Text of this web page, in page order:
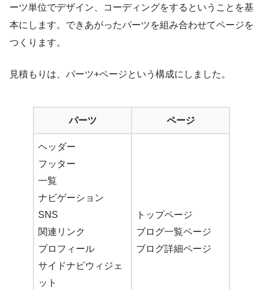
ーツ単位でデザイン、コーディングをするということを基
本にします。できあがったパーツを組み合わせてページを
つくります。
見積もりは、パーツ+ページという構成にしました。
パーツ ページ
ヘッダー
フッター
一覧
ナビゲーション
SNS
関連リンク
プロフィール
サイドナビウィジェ
ット
トップページ
ブログ一覧ページ
ブログ詳細ページ